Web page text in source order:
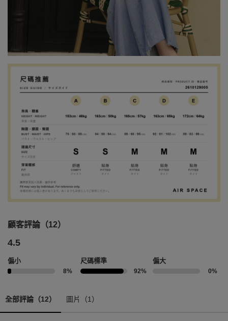
顧客評論（12）
4.5
偏小
8%
尺碼標準
92%
偏大
0%
全部評論（12） 圖片（1）